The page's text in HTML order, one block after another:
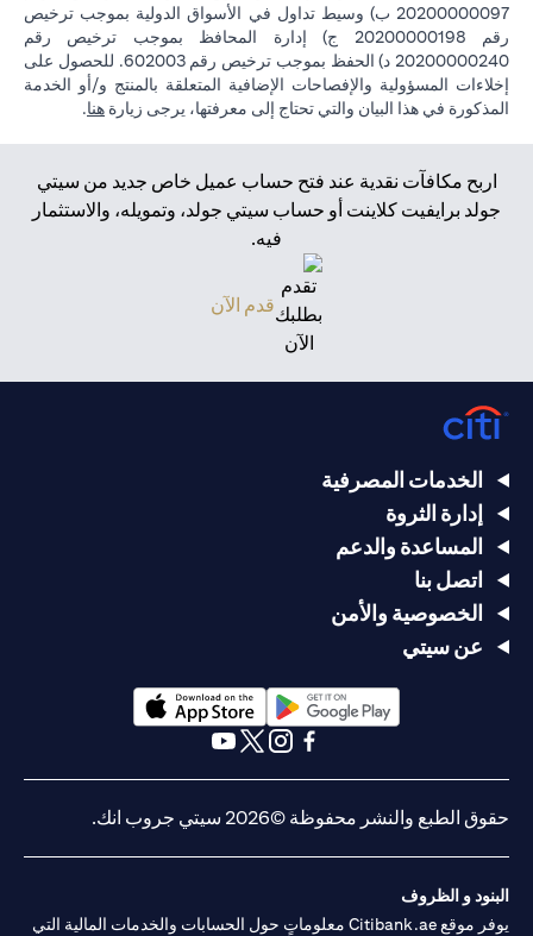
20200000097 ب) وسيط تداول في الأسواق الدولية بموجب ترخيص
رقم 20200000198 ج) إدارة المحافظ بموجب ترخيص رقم
20200000240 د) الحفظ بموجب ترخيص رقم 602003. للحصول على
إخلاءات المسؤولية والإفصاحات الإضافية المتعلقة بالمنتج و/أو الخدمة
المذكورة في هذا البيان والتي تحتاج إلى معرفتها، يرجى زيارة هنا.
اربح مكافآت نقدية عند فتح حساب عميل خاص جديد من سيتي
جولد برايفيت كلاينت أو حساب سيتي جولد، وتمويله، والاستثمار
فيه.
قدم الآن
الخدمات المصرفية
إدارة الثروة
المساعدة والدعم
اتصل بنا
الخصوصية والأمن
عن سيتي
(opens in a new tab)
حقوق الطبع والنشر محفوظة ©2026 سيتي جروب انك.
البنود و الظروف
يوفر موقع Citibank.ae معلوماتٍ حول الحسابات والخدمات المالية التي